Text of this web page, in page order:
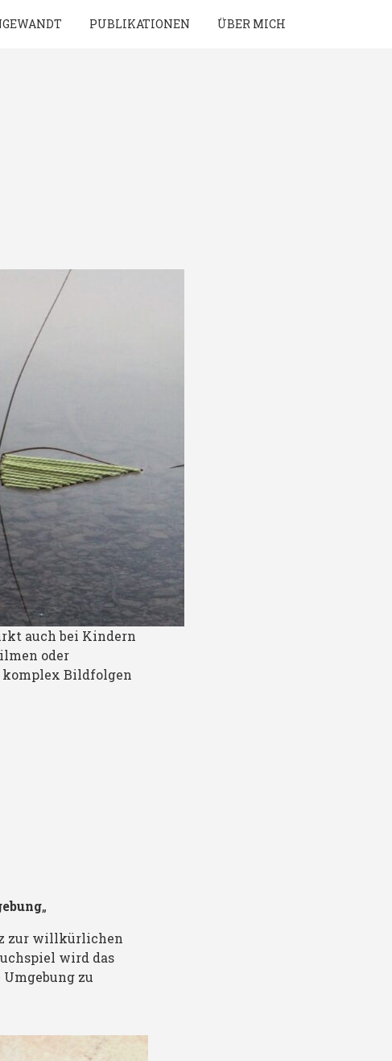
PUBLIKATIONEN ÜBER MICH
auch bei Kindern
oder
Bildfolgen
„
zur willkürlichen
wird das
zu